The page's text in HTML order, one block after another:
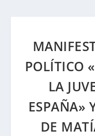
POLÍTICO
LA
ESPAÑA»
DE